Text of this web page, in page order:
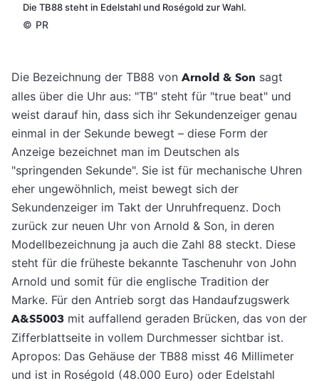
Die TB88 steht in Edelstahl und Roségold zur Wahl.
© PR
Die Bezeichnung der TB88 von Arnold & Son sagt
alles über die Uhr aus: "TB" steht für "true beat" und
weist darauf hin, dass sich ihr Sekundenzeiger genau
einmal in der Sekunde bewegt – diese Form der
Anzeige bezeichnet man im Deutschen als
"springenden Sekunde". Sie ist für mechanische Uhren
eher ungewöhnlich, meist bewegt sich der
Sekundenzeiger im Takt der Unruhfrequenz. Doch
zurück zur neuen Uhr von Arnold & Son, in deren
Modellbezeichnung ja auch die Zahl 88 steckt. Diese
steht für die früheste bekannte Taschenuhr von John
Arnold und somit für die englische Tradition der
Marke. Für den Antrieb sorgt das Handaufzugswerk
A&S5003 mit auffallend geraden Brücken, das von der
Zifferblattseite in vollem Durchmesser sichtbar ist.
Apropos: Das Gehäuse der TB88 misst 46 Millimeter
und ist in Roségold (48.000 Euro) oder Edelstahl